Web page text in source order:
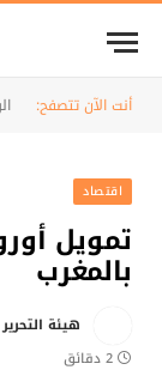
أنت الآن تتصفح:
اقتصاد
تمويل
بالمغرب
هيئة التحرير
2 دقائق